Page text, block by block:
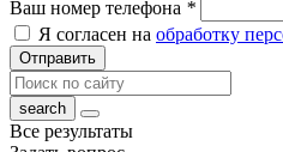
Ваш номер телефона *
Я согласен на обработку
Отправить
Все результаты